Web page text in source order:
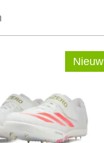
Nieuw